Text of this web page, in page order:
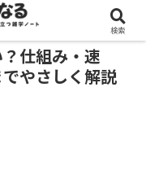
仕組み・速
やさしく解説
検索